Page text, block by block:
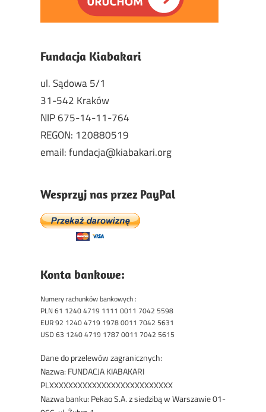
Fundacja Kiabakari
ul. Sądowa 5/1
31-542 Kraków
NIP 675-14-11-764
REGON: 120880519
email: fundacja@kiabakari.org
Wesprzyj nas przez PayPal
Konta bankowe:
Numery rachunków bankowych :
PLN 61 1240 4719 1111 0011 7042 5598
EUR 92 1240 4719 1978 0011 7042 5631
USD 63 1240 4719 1787 0011 7042 5615
Dane do przelewów zagranicznych:
Nazwa: FUNDACJA KIABAKARI
PLXXXXXXXXXXXXXXXXXXXXXXXXXX
Nazwa banku: Pekao S.A. z siedzibą w Warszawie 01-